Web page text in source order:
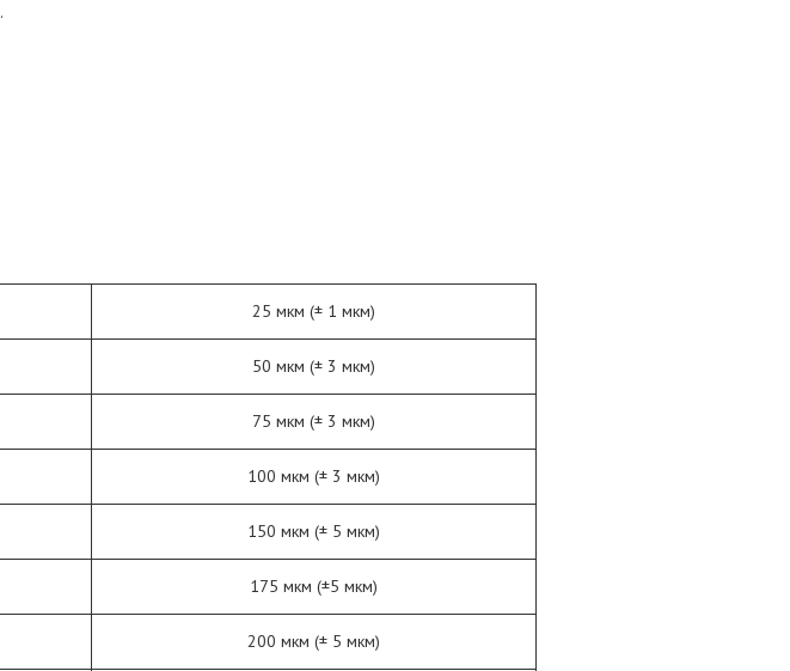
25 мкм (± 1 мкм)
50 мкм (± 3 мкм)
75 мкм (± 3 мкм)
100 мкм (± 3 мкм)
150 мкм (± 5 мкм)
175 мкм (±5 мкм)
200 мкм (± 5 мкм)